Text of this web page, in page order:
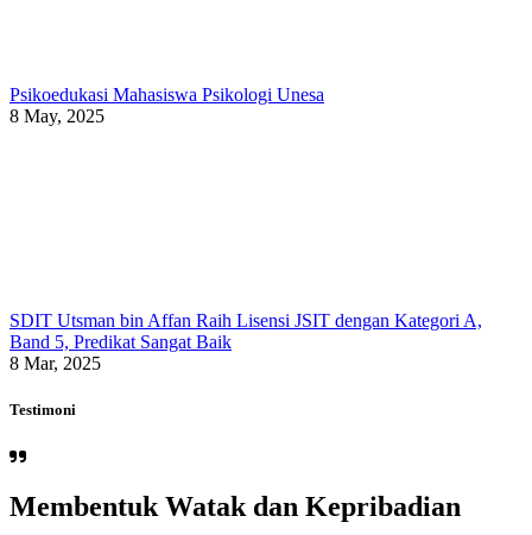
Psikoedukasi Mahasiswa Psikologi Unesa
8 May, 2025
SDIT Utsman bin Affan Raih Lisensi JSIT dengan Kategori A,
Band 5, Predikat Sangat Baik
8 Mar, 2025
Testimoni
Membentuk Watak dan Kepribadian